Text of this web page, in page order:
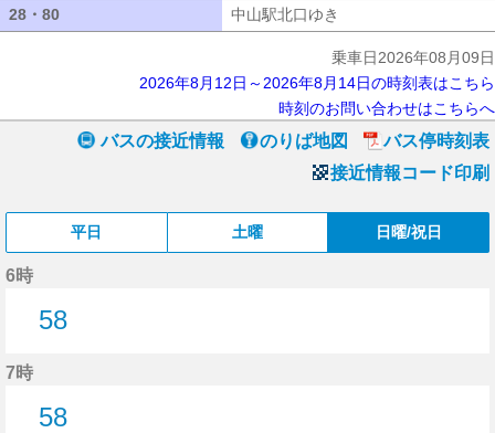
28・80 中山駅北口ゆき
乗車日2026年08月09日
2026年8月12日～2026年8月14日の時刻表はこちら
時刻のお問い合わせはこちらへ
バスの接近情報 のりば地図
バス停時刻表
接近情報コード印刷
平日 土曜 日曜/祝日
6時
58
7時
58